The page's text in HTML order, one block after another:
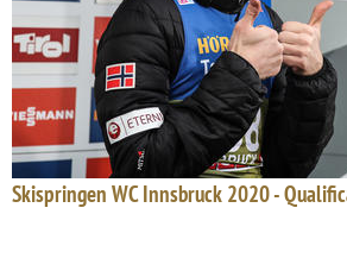
Skispringen WC Innsbruck 2020 -